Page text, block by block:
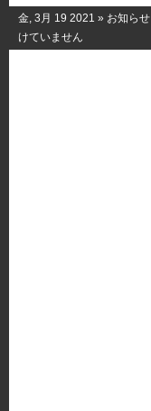
金, 3月 19 2021 » お知らせ
けていません